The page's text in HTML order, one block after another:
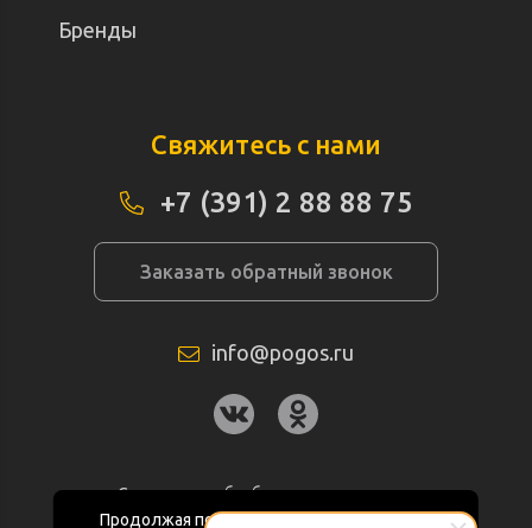
Продолжая пользоваться данным сайтом
Бренды
Свяжитесь с нами
+7 (391) 2 88 88 75
Заказать обратный звонок
info@pogos.ru
Согласие на обработку персональных
данных